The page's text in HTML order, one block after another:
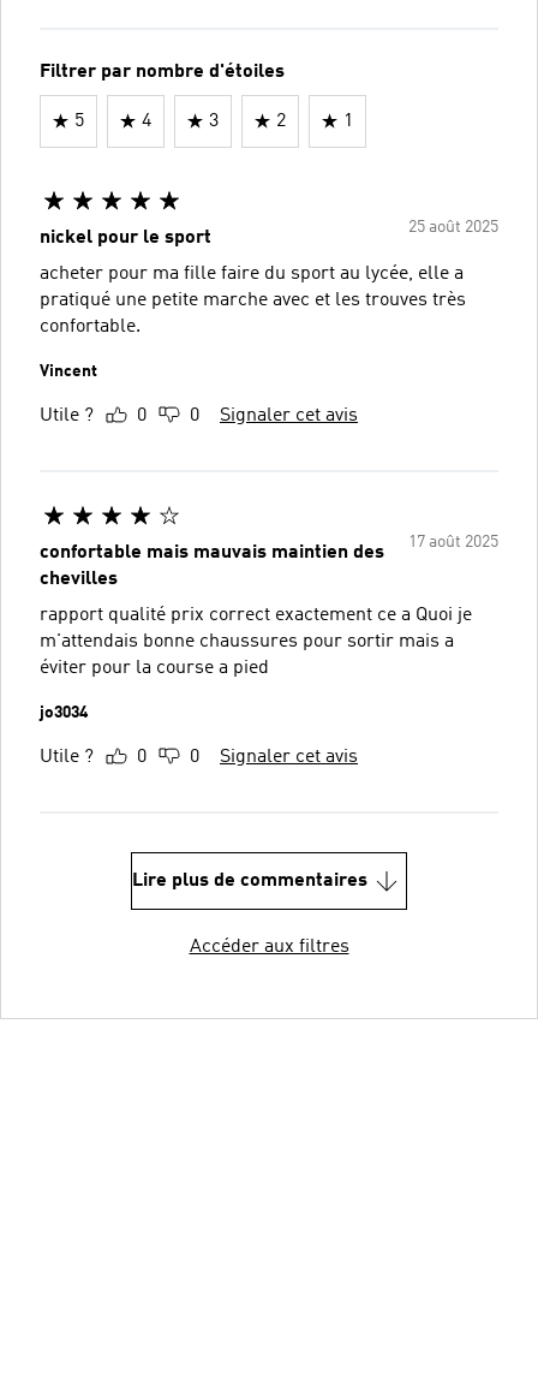
Filtrer par nombre d'étoiles
5 4 3 2 1
25 août 2025
nickel pour le sport
acheter pour ma fille faire du sport au lycée, elle a
pratiqué une petite marche avec et les trouves très
confortable.
Vincent
Utile ? 0 0 Signaler cet avis
17 août 2025
confortable mais mauvais maintien des
chevilles
rapport qualité prix correct exactement ce a Quoi je
m'attendais bonne chaussures pour sortir mais a
éviter pour la course a pied
jo3034
Utile ? 0 0 Signaler cet avis
Lire plus de commentaires
Accéder aux filtres